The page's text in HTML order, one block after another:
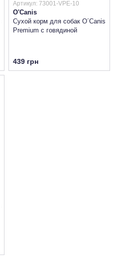
Артикул: 73001-VPE-10
O'Canis
Сухой корм для собак O´Canis
Premium с говядиной
439 грн